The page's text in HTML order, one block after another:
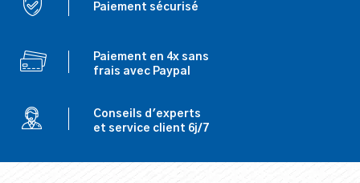
Paiement sécurisé
Paiement en 4x sans
frais avec Paypal
Conseils d'experts
et service client 6j/7